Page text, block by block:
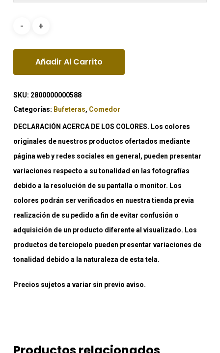
Añadir Al Carrito
SKU: 2800000000588
Categorías: Bufeteras, Comedor
DECLARACIÓN ACERCA DE LOS COLORES. Los colores
originales de nuestros productos ofertados mediante
página web y redes sociales en general, pueden presentar
variaciones respecto a su tonalidad en las fotografías
debido a la resolución de su pantalla o monitor. Los
colores podrán ser verificados en nuestra tienda previa
realización de su pedido a fin de evitar confusión o
adquisición de un producto diferente al visualizado. Los
productos de terciopelo pueden presentar variaciones de
tonalidad debido a la naturaleza de esta tela.
Precios sujetos a variar sin previo aviso.